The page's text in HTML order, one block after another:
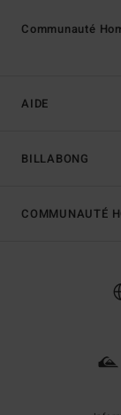
AIDE
BILLABONG
Communauté
COMMUNAUTÉ